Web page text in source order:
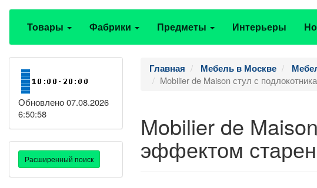
Товары Фабрики Предметы Интерьеры
Обновлено 07.08.2026
6:50:58
Расширенный поиск
Главная Мебель в Москве
Mobilier de Maison стул с
Mobilier de
эффектом